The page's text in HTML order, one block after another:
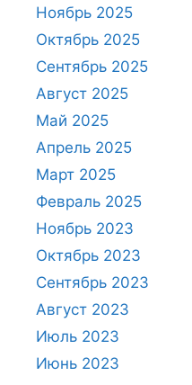
Ноябрь 2025
Октябрь 2025
Сентябрь 2025
Август 2025
Май 2025
Апрель 2025
Март 2025
Февраль 2025
Ноябрь 2023
Октябрь 2023
Сентябрь 2023
Август 2023
Июль 2023
Июнь 2023